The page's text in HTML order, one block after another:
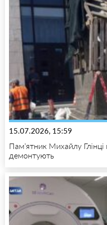
15.07.2026, 15:59
Пам’ятник Михайлу Глінці
демонтують